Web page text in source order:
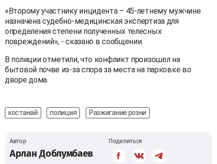
«Второму участнику инцидента – 45-летнему мужчине
назначена судебно-медицинская экспертиза для
определения степени полученных телесных
повреждений», - сказано в сообщении.
В полиции отметили, что конфликт произошел на
бытовой почве из-за спора за места на парковке во
дворе дома.
костанай полиция Разжигание розни
Автор
Арлан Доблумбаев
Поделиться